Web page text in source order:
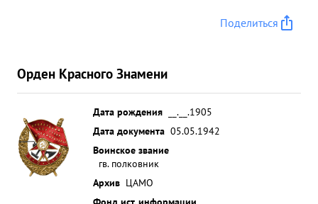
Поделиться
Орден Красного Знамени
Дата рождения
__.__.1905
Дата документа 05.05.1942
Воинское звание
гв. полковник
Архив ЦАМО